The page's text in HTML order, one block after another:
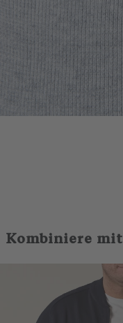
Kombiniere mit